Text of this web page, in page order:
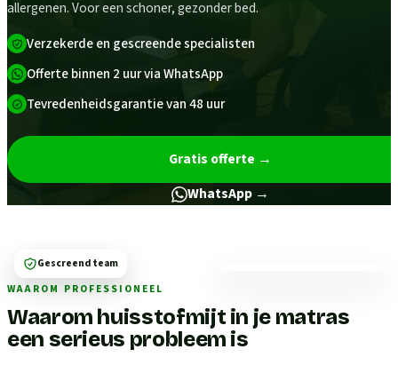
allergenen. Voor een schoner, gezonder bed.
Verzekerde en gescreende specialisten
Offerte binnen 2 uur via WhatsApp
Tevredenheidsgarantie van 48 uur
Gratis offerte →
WhatsApp →
WAAROM PROFESSIONEEL
Waarom huisstofmijt in je matras
een serieus probleem is
Gescreend team